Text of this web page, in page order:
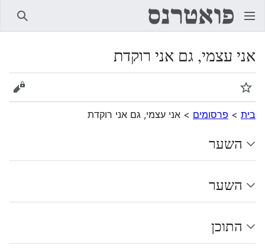
אני עצמי, גם אני רוקדת
מעקב
בית > פרסומים > אני עצמי, גם אני רוקדת
השער
השער
התוכן